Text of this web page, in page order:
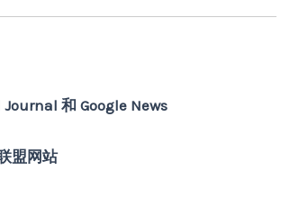
和 Google News
盟网站